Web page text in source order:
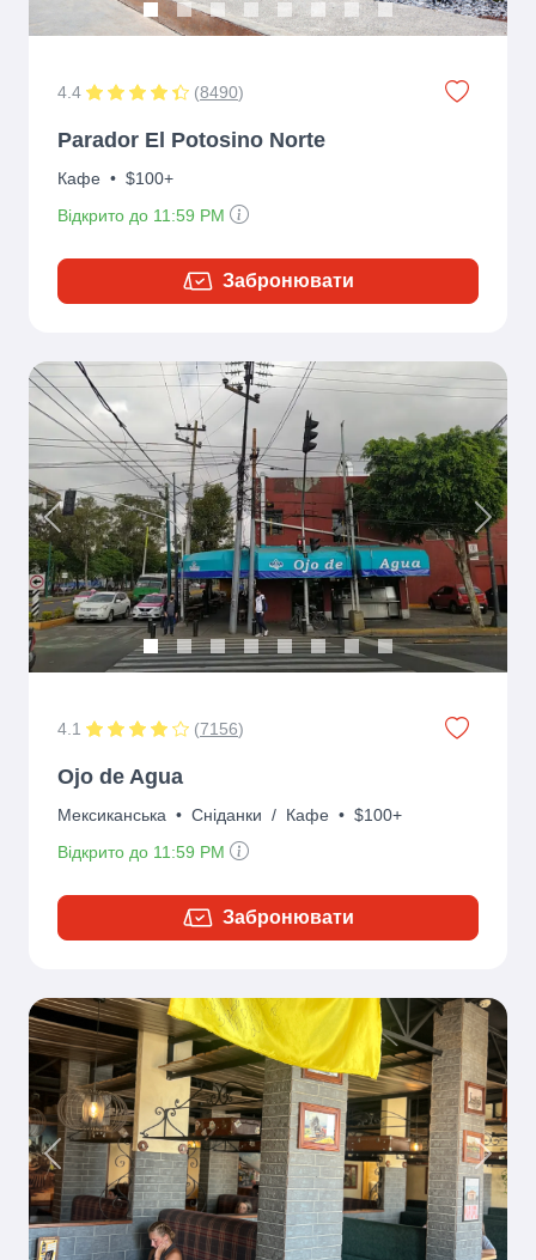
4.4 (8490)
Parador El Potosino Norte
Кафе • $100+
Відкрито до 11:59 PM
Забронювати
Previous Next
4.1 (7156)
Ojo de Agua
Мексиканська • Сніданки / Кафе • $100+
Відкрито до 11:59 PM
Забронювати
Previous Next